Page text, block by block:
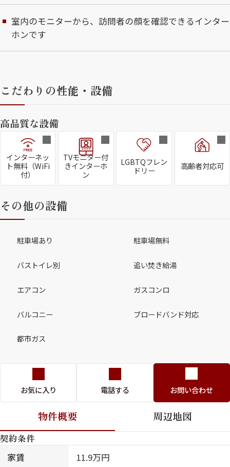
室内のモニターから、訪問者の顔を確認できるインター
ホンです
こだわりの性能・設備
高品質な設備
インターネッ
ト無料（WiFi
付）
TVモニター付
きインターホ
ン
LGBTQフレン
ドリー
高齢者対応可
その他の設備
駐車場あり 駐車場無料
バストイレ別 追い焚き給湯
エアコン ガスコンロ
バルコニー ブロードバンド対応
都市ガス
お気に入り 電話する お問い合わせ
物件概要 周辺地図
契約条件
家賃
11.9万円